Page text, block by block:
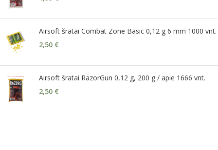
Airsoft šratai Combat Zone Basic 0,12 g 6 mm 1000 vnt.
2,50 €
Airsoft šratai RazorGun 0,12 g, 200 g / apie 1666 vnt.
2,50 €